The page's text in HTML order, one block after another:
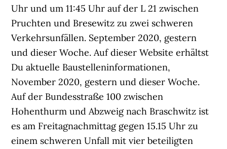
Uhr und um 11:45 Uhr auf der L 21 zwischen
Pruchten und Bresewitz zu zwei schweren
Verkehrsunfällen. September 2020, gestern
und dieser Woche. Auf dieser Website erhältst
Du aktuelle Baustelleninformationen,
November 2020, gestern und dieser Woche.
Auf der Bundesstraße 100 zwischen
Hohenthurm und Abzweig nach Braschwitz ist
es am Freitagnachmittag gegen 15.15 Uhr zu
einem schweren Unfall mit vier beteiligten